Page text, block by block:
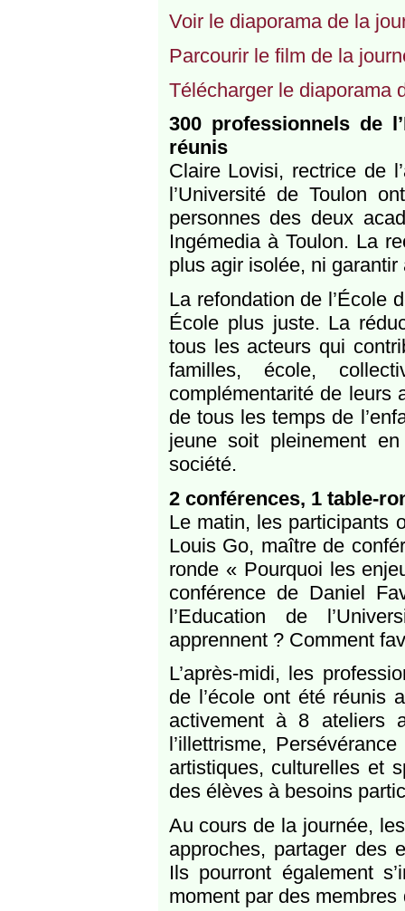
Voir le diaporama de la
Parcourir le film de la
Télécharger le diaporama
300 professionnels de
réunis
Claire Lovisi, rectrice de
l’Université de Toulon
personnes des deux
Ingémedia à Toulon. La
plus agir isolée, ni
La refondation de l’École
École plus juste. La
tous les acteurs qui
familles, école,
complémentarité de leurs
de tous les temps de
jeune soit pleinement
société.
2 conférences, 1 table-
Le matin, les participants
Louis Go, maître de
ronde « Pourquoi les
conférence de Daniel
l’Education de
apprennent ? Comment
L’après-midi, les
de l’école ont été réunis
activement à 8 ateliers
l’illettrisme,
artistiques, culturelles et
des élèves à besoins
Au cours de la journée,
approches, partager des
Ils pourront également
moment par des